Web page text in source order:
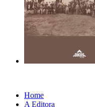
Home
A Editora